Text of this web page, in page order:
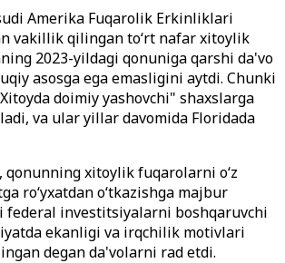
Amerika Fuqarolik Erkinliklari
vakillik qilingan to‘rt nafar xitoylik
2023-yildagi qonuniga qarshi da'vo
asosga ega emasligini aytdi. Chunki
doimiy yashovchi" shaxslarga
va ular yillar davomida Floridada
qonunning xitoylik fuqarolarni o‘z
ro‘yxatdan o‘tkazishga majbur
federal investitsiyalarni boshqaruvchi
ekanligi va irqchilik motivlari
degan da'volarni rad etdi.